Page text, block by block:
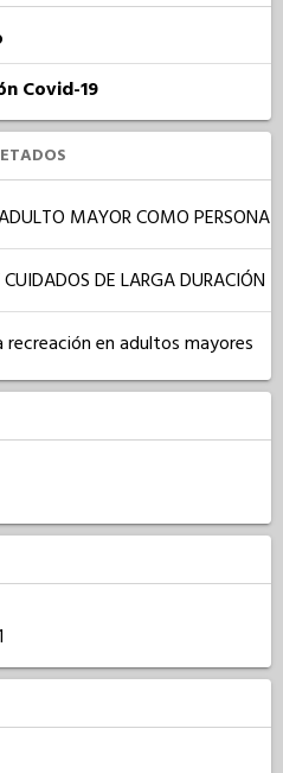
Covid-19
MAYOR COMO PERSONA
DE LARGA DURACIÓN
recreación en adultos mayores